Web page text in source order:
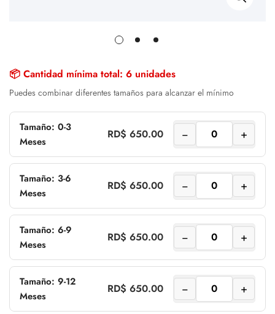
📦 Cantidad mínima total: 6 unidades
Puedes combinar diferentes tamaños para alcanzar el mínimo
Tamaño: 0-3
Meses
RD$ 650.00 − +
Tamaño: 3-6
Meses
RD$ 650.00 − +
Tamaño: 6-9
Meses
RD$ 650.00 − +
Tamaño: 9-12
Meses
RD$ 650.00 − +